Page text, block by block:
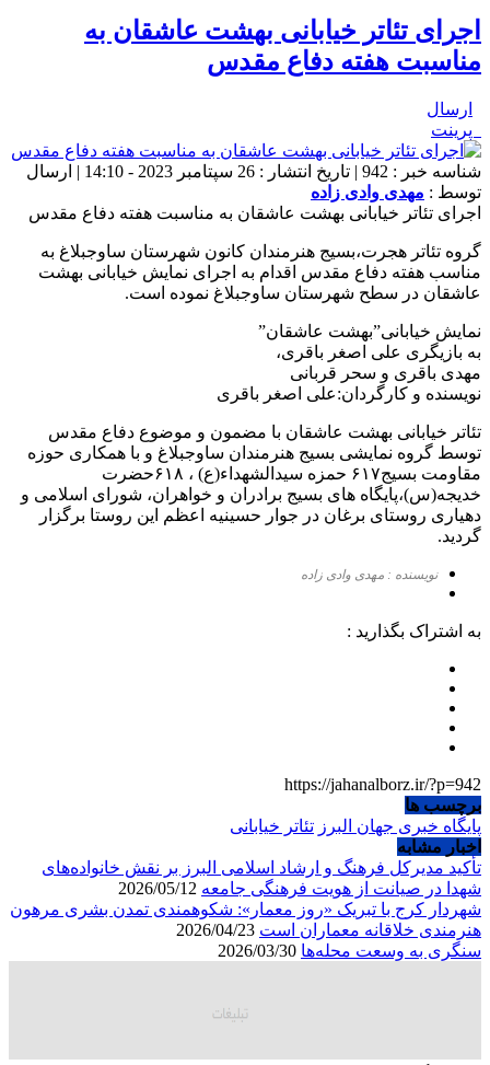
اجرای تئاتر خیابانی بهشت عاشقان به
مناسبت هفته دفاع مقدس
ارسال
پرینت
شناسه خبر : 942 | تاریخ انتشار : 26 سپتامبر 2023 - 14:10 | ارسال
توسط : مهدی وادی زاده
اجرای تئاتر خیابانی بهشت عاشقان به مناسبت هفته دفاع مقدس
گروه تئاتر هجرت،بسیج هنرمندان کانون شهرستان ساوجبلاغ به
مناسب هفته دفاع مقدس اقدام به اجرای نمایش خیابانی بهشت
عاشقان در سطح شهرستان ساوجبلاغ نموده است.
نمایش خیابانی”بهشت عاشقان”
به بازیگری علی اصغر باقری،
مهدی باقری و سحر قربانی
نویسنده و کارگردان:علی اصغر باقری
تئاتر خیابانی بهشت عاشقان با مضمون و موضوع دفاع مقدس
توسط گروه نمایشی بسیج هنرمندان ساوجبلاغ و با همکاری حوزه
مقاومت بسیج۶۱۷ حمزه سیدالشهداء(ع) ، ۶۱۸حضرت
خدیجه(س)،پايگاه های بسیج برادران و خواهران، شورای اسلامی و
دهیاری روستای برغان در جوار حسینیه اعظم این روستا برگزار
گردید.
نویسنده : مهدی وادی زاده
به اشتراک بگذارید :
https://jahanalborz.ir/?p=942
برچسب ها
پایگاه خبری جهان البرز تئاتر خیابانی
اخبار مشابه
تأکید مدیرکل فرهنگ و ارشاد اسلامی البرز بر نقش خانواده‌های
شهدا در صیانت از هویت فرهنگی جامعه
شهردار کرج با تبریک «روز معمار»: شکوهمندی تمدن بشری مرهون
هنرمندی خلاقانه معماران است
سنگری به وسعت محله‌ها